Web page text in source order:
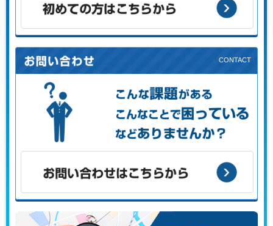
初めての方はこちらから
こんな課題がある、こんなことで困っている、などありませ
お問い合わせはこちらから